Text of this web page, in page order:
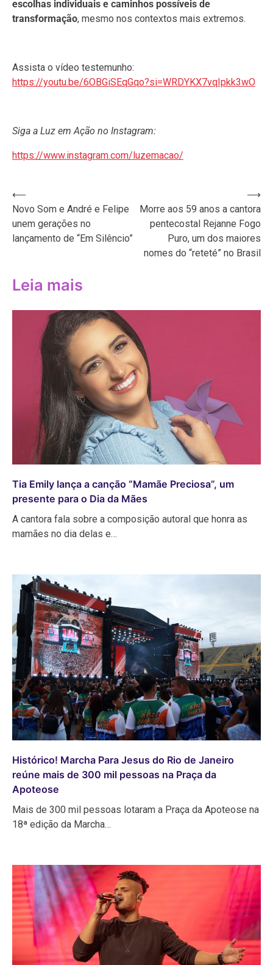
escolhas individuais e caminhos possíveis de
transformação, mesmo nos contextos mais extremos.
Assista o vídeo testemunho:
https://youtu.be/6OBGiSEqGqo?si=WRDYKX7vqIpkk3wO
Siga a Luz em Ação no Instagram:
https://www.instagram.com/luzemacao/
Navegação
de
Post
⟵
Novo Som e André e Felipe
unem gerações no
lançamento de “Em Silêncio”
Morre aos 59 anos a cantora
pentecostal Rejanne Fogo
Puro, um dos maiores
nomes do “reteté” no Brasil
⟶
Leia mais
Tia Emily lança a canção “Mamãe Preciosa”, um
presente para o Dia da Mães
A cantora fala sobre a composição autoral que honra as
mamães no dia delas e…
Histórico! Marcha Para Jesus do Rio de Janeiro
reúne mais de 300 mil pessoas na Praça da
Apoteose
Mais de 300 mil pessoas lotaram a Praça da Apoteose na
18ª edição da Marcha…